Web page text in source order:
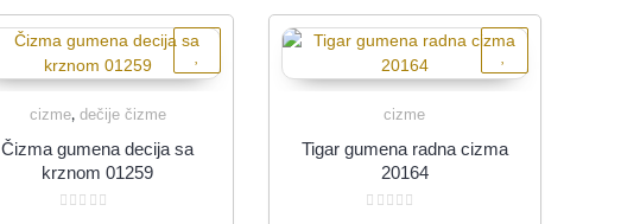
cizme, dečije čizme
Čizma gumena decija sa
krznom 01259
cizme
Tigar gumena radna cizma
20164